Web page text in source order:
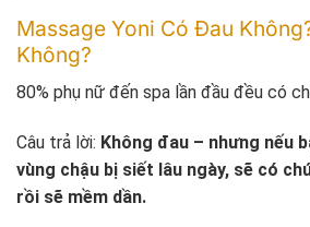
Massage Yoni Có Đau
Không?
80% phụ nữ đến spa lần đầu đều có
Câu trả lời: Không đau – nhưng nếu
vùng chậu bị siết lâu ngày, sẽ có
rồi sẽ mềm dần.